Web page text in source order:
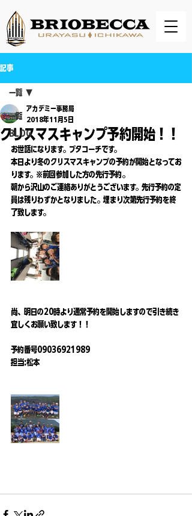
記事
一覧
BLOG
一覧
クリスマスキャンプ予約開始！！
アカデミー事務局
2018年11月5日
お世話になります。ブタコーチです。
本日より冬のクリスマスキャンプの予約が開始となってお
ります。※前回参加した方の先行予約。
朝から沢山のご連絡ありがとうございます。先行予約の定
員は残りわずかとなりました。埋まり次第先行予約を終
了致します。
尚、明日の20時より通常予約を開始しますので引き続き
宜しくお願い致します！！
予約番号09036921989
担当:松本